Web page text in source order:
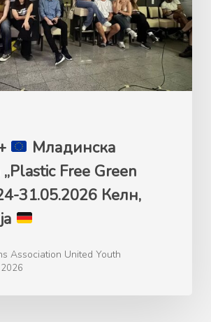
Mладинска
Free Green
31.05.2026 Келн,
Association United Youth